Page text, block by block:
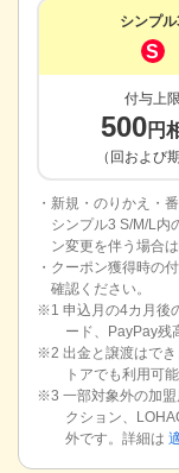
シンプ
S
付与上限
500円
（回および
・新規・のりかえ・
シンプル3 S/M/L内
ン変更を伴う場合
・クーポン獲得時の
確認ください。
※1 申込月の4カ月後
ード、PayPay残
※2 出金と譲渡はでき
トアでも利用可能
※3 一部対象外の加盟
クション、
外です。詳細は